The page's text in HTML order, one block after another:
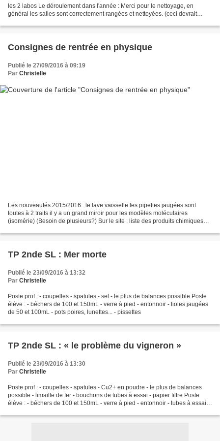
les 2 labos Le déroulement dans l'année : Merci pour le nettoyage, en
général les salles sont correctement rangées et nettoyées. (ceci devrait
Consignes de rentrée en physique
Publié le 27/09/2016 à 09:19
Par Christelle
Les nouveautés 2015/2016 : le lave vaisselle les pipettes jaugées sont
toutes à 2 traits il y a un grand miroir pour les modèles moléculaires
(isomérie) (Besoin de plusieurs?) Sur le site : liste des produits chimiques
TP 2nde SL : Mer morte
Publié le 23/09/2016 à 13:32
Par Christelle
Poste prof : - coupelles - spatules - sel - le plus de balances possible Poste
élève : - béchers de 100 et 150mL - verre à pied - entonnoir - fioles jaugées
de 50 et 100mL - pots poires, lunettes... - pissettes
TP 2nde SL : « le problème du vigneron »
Publié le 23/09/2016 à 13:30
Par Christelle
Poste prof : - coupelles - spatules - Cu2+ en poudre - le plus de balances
possible - limaille de fer - bouchons de tubes à essai - papier filtre Poste
élève : - béchers de 100 et 150mL - verre à pied - entonnoir - tubes à essai -